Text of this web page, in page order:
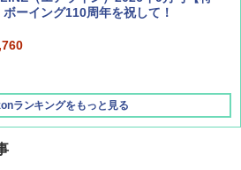
ボーイング110周年を祝して！
ランキングをもっと見る